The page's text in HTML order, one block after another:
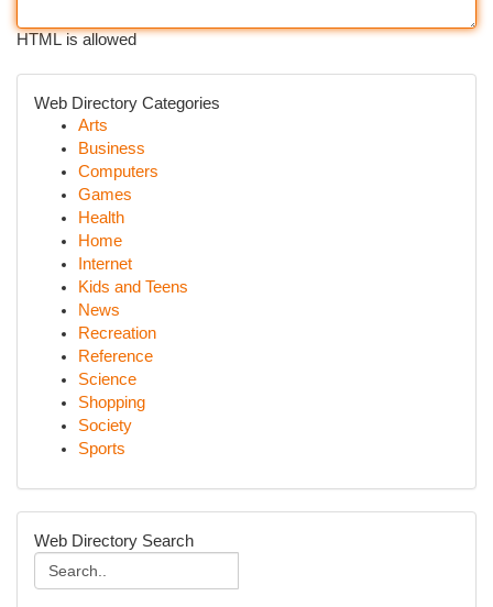
HTML is allowed
Web Directory Categories
Arts
Business
Computers
Games
Health
Home
Internet
Kids and Teens
News
Recreation
Reference
Science
Shopping
Society
Sports
Web Directory Search